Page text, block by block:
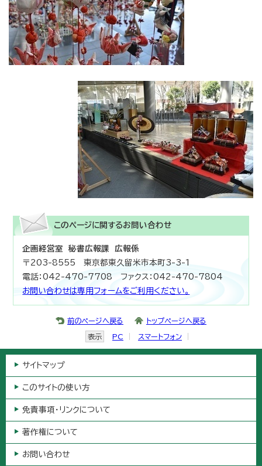
このページに関するお問い合わせ
企画経営室 秘書広報課 広報係
〒203-8555 東京都東久留米市本町3-3-1
電話：042-470-7708 ファクス：042-470-7804
お問い合わせは専用フォームをご利用ください。
前のページへ戻る トップページへ戻る
表示 PC スマートフォン
サイトマップ
このサイトの使い方
免責事項・リンクについて
著作権について
お問い合わせ